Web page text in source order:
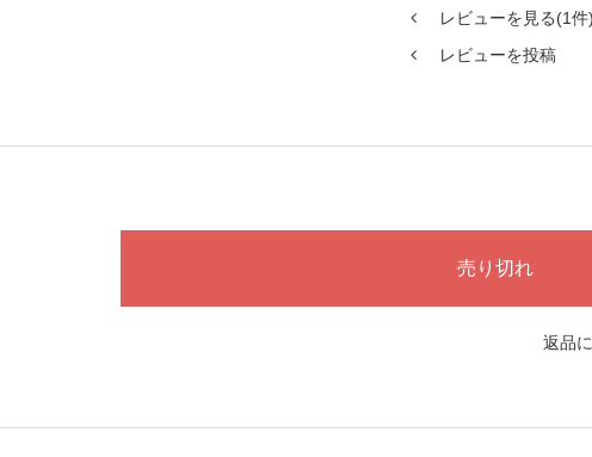
レビューを見る(1件)
レビューを投稿
返品